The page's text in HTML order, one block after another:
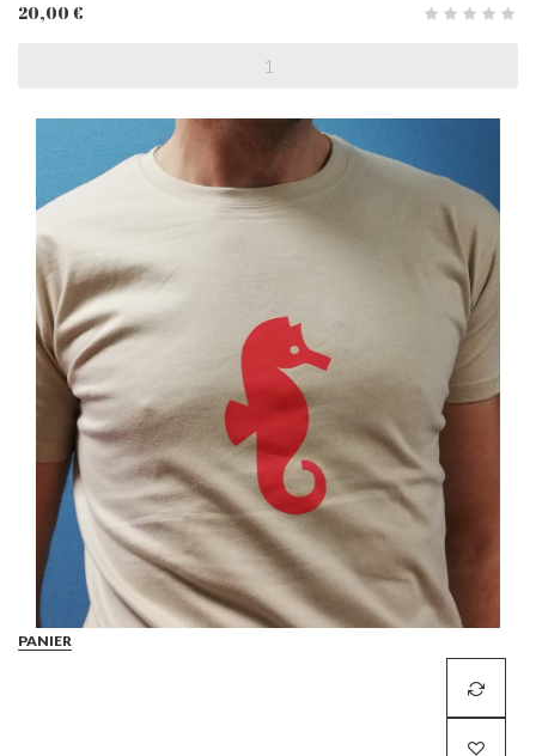
20,00 €
PANIER